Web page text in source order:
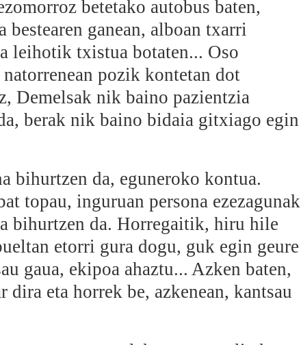
betetako autobus baten,
bestearen ganean, alboan txarri
leihotik txistua botaten... Oso
pozik kontetan dot
Demelsak nik baino pazientzia
berak nik baino bidaia gitxiago egin
bihurtzen da, eguneroko kontua.
topau, inguruan persona ezezagunak
bihurtzen da. Horregaitik, hiru hile
etorri gura dogu, guk egin geure
gaua, ekipoa ahaztu... Azken baten,
dira eta horrek be, azkenean, kantsau